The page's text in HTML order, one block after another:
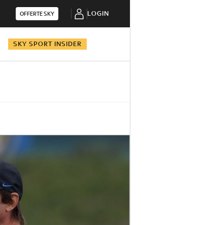
OFFERTE SKY LOGIN
SKY SPORT INSIDER